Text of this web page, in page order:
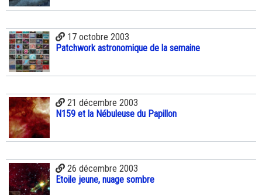
17 octobre 2003
Patchwork astronomique de la semaine
21 décembre 2003
N159 et la Nébuleuse du Papillon
26 décembre 2003
Etoile jeune, nuage sombre